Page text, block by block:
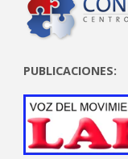
PUBLICACIONES: